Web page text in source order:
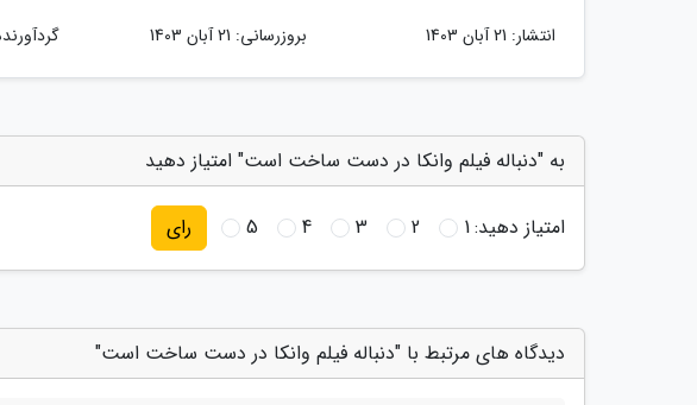
انتشار: 21 آبان 1403 بروزرسانی: 21 آبان 1403
به "دنباله فیلم وانکا در دست ساخت است" امتیاز دهید
امتیاز دهید:1
2
3
4
5 رای
دیدگاه های مرتبط با "دنباله فیلم وانکا در دست ساخت است"